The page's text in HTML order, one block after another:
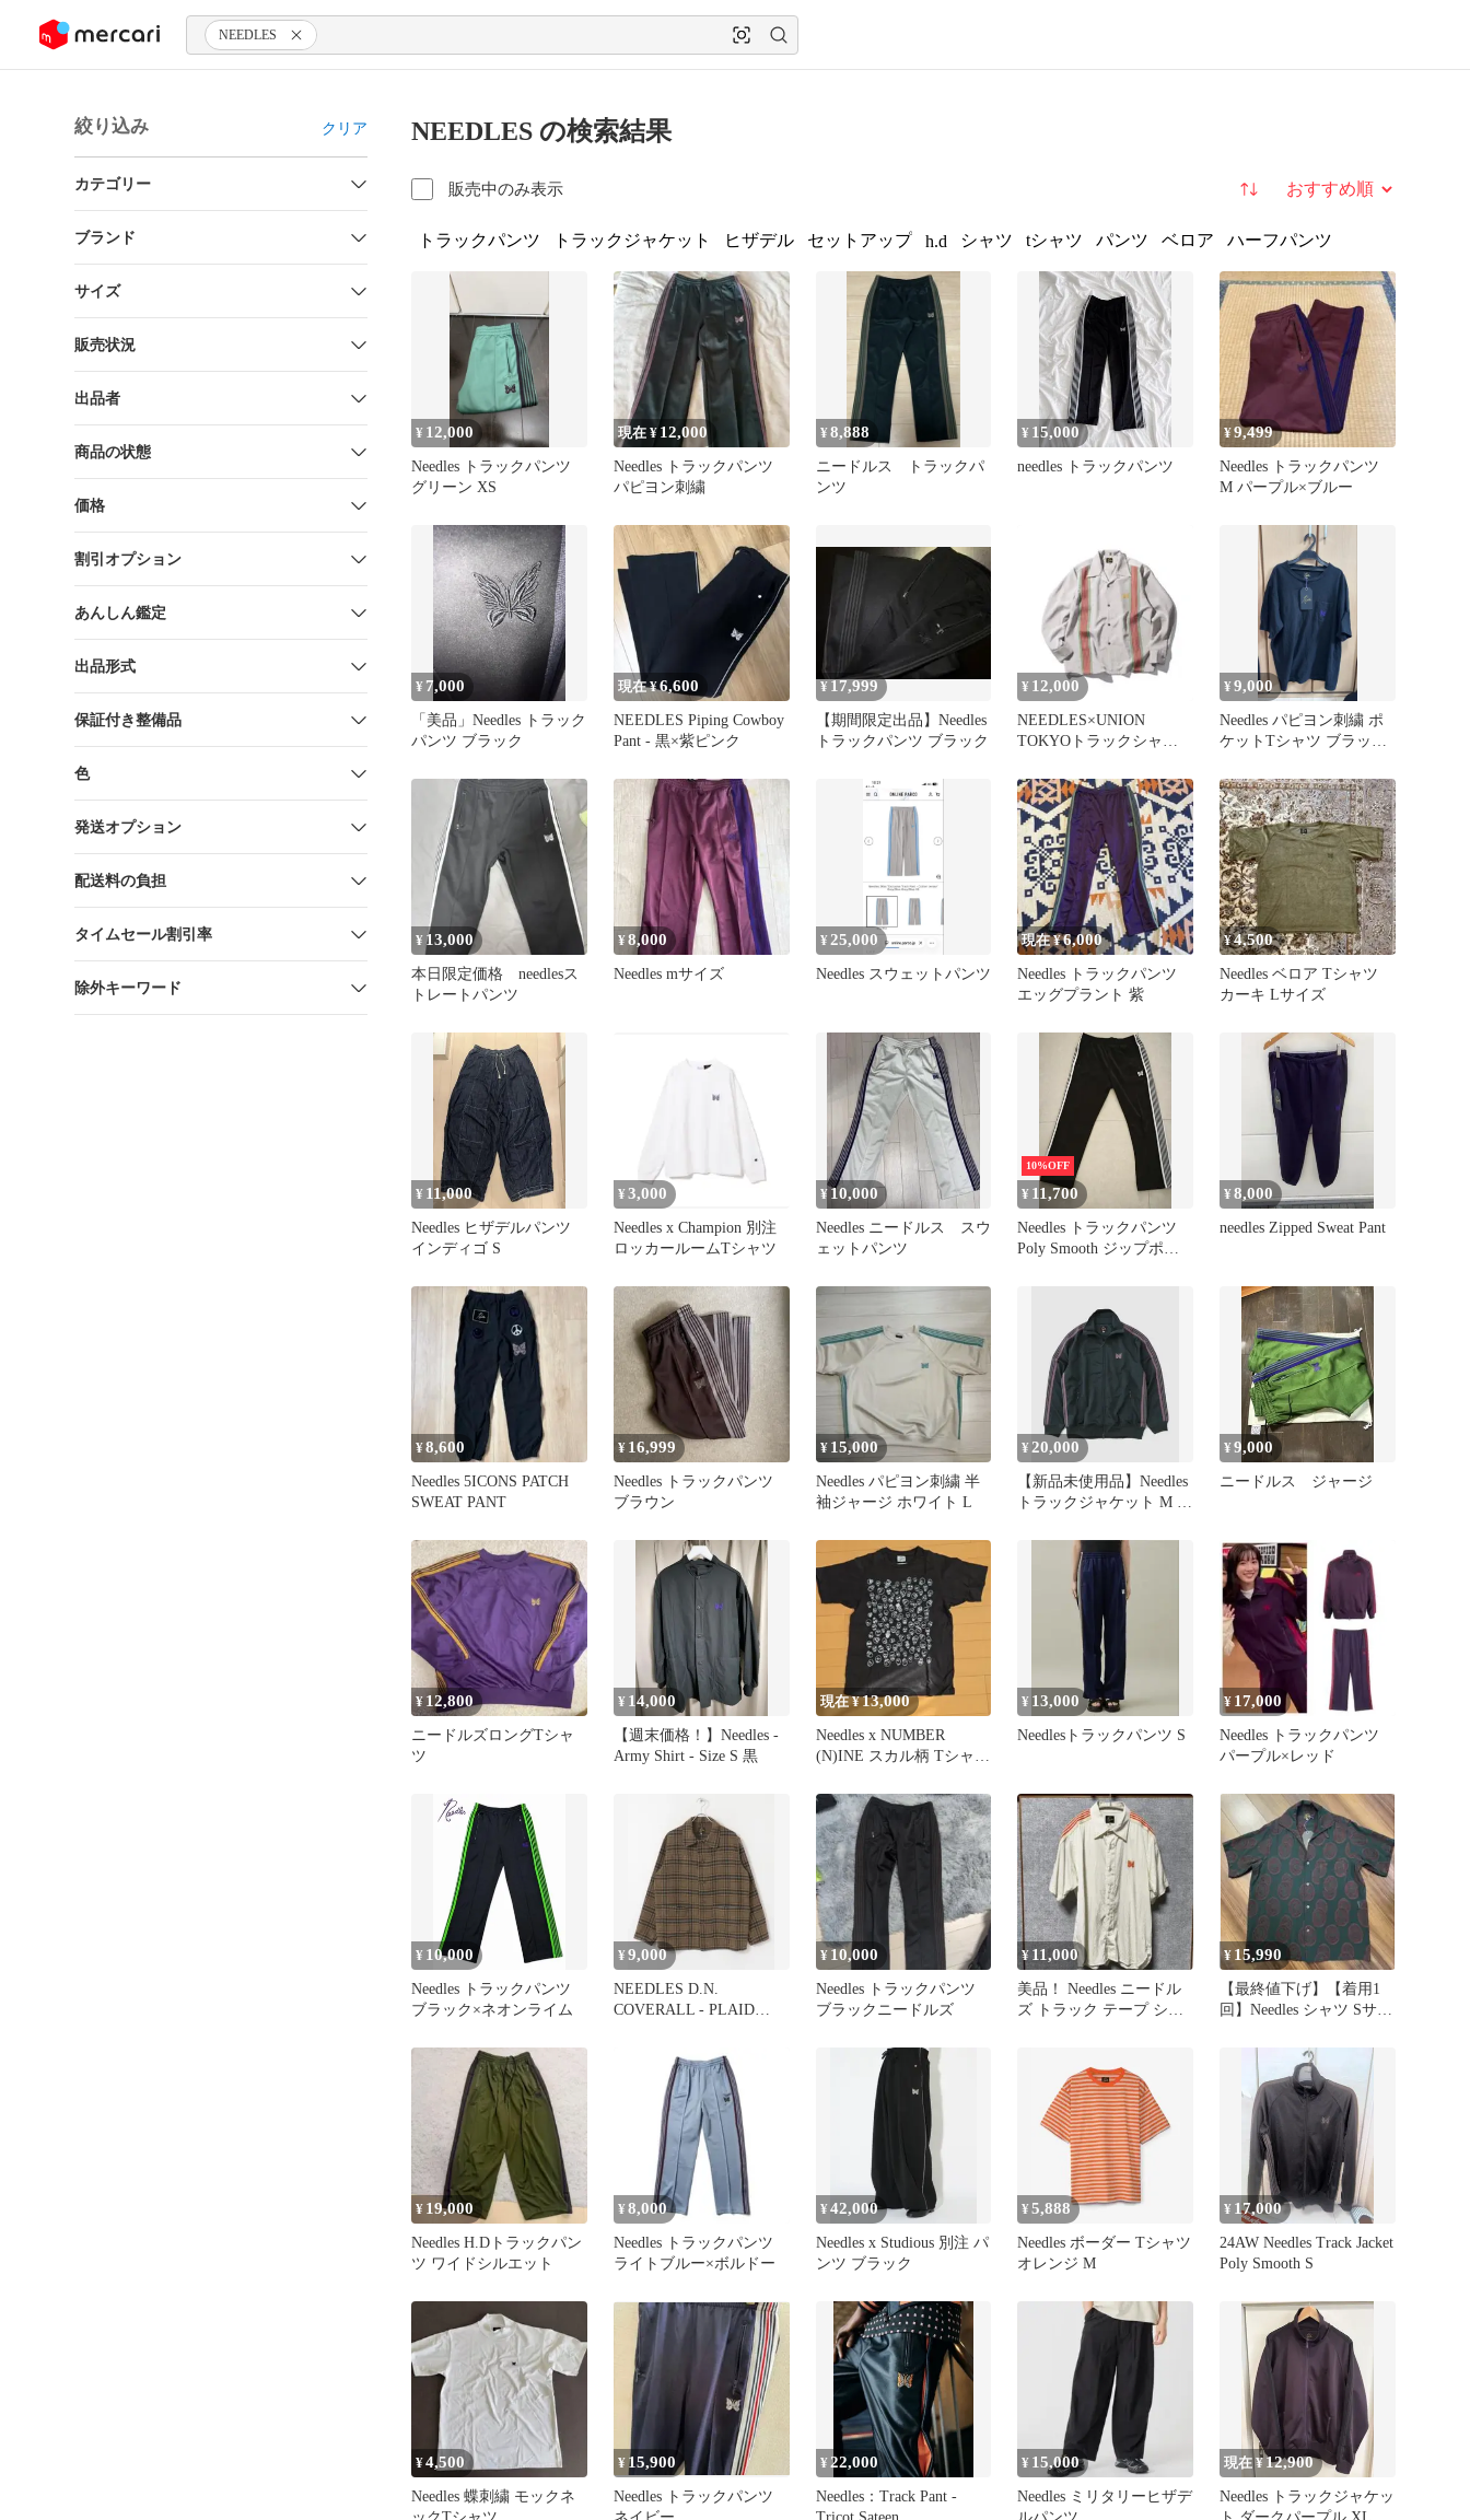
ツにスキップ NEEDLES
絞り込み クリア
カテゴリー
ブランド
サイズ
販売状況
出品者
商品の状態
価格
割引オプション
あんしん鑑定
出品形式
保証付き整備品
色
発送オプション
配送料の負担
タイムセール割引率
除外キーワード
NEEDLES の検索結果
販売中のみ表示 並び替え
トラックパンツ トラックジャケット ヒザデル セットアップ h.d シャツ tシャツ パンツ ベロア ハーフパンツ
¥ 12,000
Needles トラックパンツ
グリーン XS
現在 ¥ 12,000
Needles トラックパンツ
パピヨン刺繍
¥8,888
ニードルス トラックパ
ンツ
¥ 15,000
needles トラックパンツ
¥9,499
Needles トラックパンツ
M パープル×ブルー
¥ 7,000
「美品」Needles トラック
パンツ ブラック
現在 ¥6,600
NEEDLES Piping Cowboy
Pant - 黒×紫ピンク
¥ 17,999
【期間限定出品】Needles
トラックパンツ ブラック
¥ 12,000
NEEDLES×UNION
TOKYOトラックシャツ
¥9,000
Needles パピヨン刺繍 ポ
ケットTシャツ ブラック
¥ 13,000
本日限定価格 needlesス
トレートパンツ
¥8,000
Needles mサイズ
¥ 25,000
Needles スウェットパンツ
現在 ¥6,000
Needles トラックパンツ
エッグプラント 紫
¥4,500
Needles ベロア Tシャツ
カーキ Lサイズ
¥ 11,000
Needles ヒザデルパンツ
インディゴ S
¥ 3,000
Needles x Champion 別注
ロッカールームTシャツ
¥ 10,000
Needles ニードルス スウ
ェットパンツ
10%OFF
¥ 11,700
Needles トラックパンツ
Poly Smooth ジップポケ
¥8,000
needles Zipped Sweat Pant
¥8,600
Needles 5ICONS PATCH
SWEAT PANT
¥ 16,999
Needles トラックパンツ
ブラウン
¥ 15,000
Needles パピヨン刺繍 半
袖ジャージ ホワイト L
¥20,000
【新品未使用品】Needles
トラックジャケット M グ
¥9,000
ニードルス ジャージ
¥ 12,800
ニードルズロングTシャ
ツ
¥ 14,000
【週末価格！】Needles -
Army Shirt - Size S 黒
現在 ¥13,000
Needles x NUMBER
(N)INE スカル柄 Tシャツ
¥ 13,000
Needlesトラックパンツ S
¥ 17,000
Needles トラックパンツ
パープル×レッド
¥ 10,000
Needles トラックパンツ
ブラック×ネオンライム
¥9,000
NEEDLES D.N.
COVERALL - PLAID
¥10,000
Needles トラックパンツ
ブラックニードルズ
¥ 11,000
美品！ Needles ニードル
ズ トラック テープ シャ
¥ 15,990
【最終値下げ】【着用1
回】Needles シャツ Sサイ
¥ 19,000
Needles H.Dトラックパン
ツ ワイドシルエット
¥ 8,000
Needles トラックパンツ
ライトブルー×ボルドー
¥42,000
Needles x Studious 別注 パ
ンツ ブラック
¥5,888
Needles ボーダー Tシャツ
オレンジ M
¥ 17,000
24AW Needles Track Jacket
Poly Smooth S
¥4,500
Needles 蝶刺繍 モックネ
¥ 15,900
Needles トラックパンツ
¥ 22,000
Needles：Track Pant -
¥ 15,000
Needles ミリタリーヒザデ
現在 ¥ 12,900
Needles トラックジャケッ